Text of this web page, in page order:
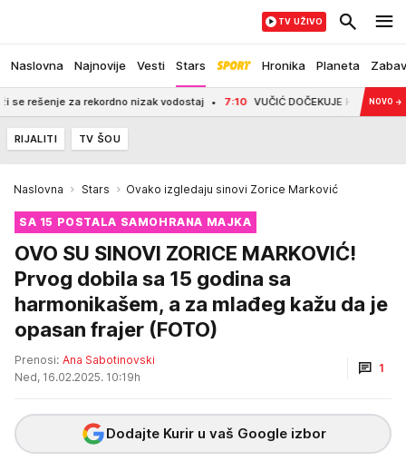
Naslovna Najnovije Vesti Stars Hronika Planeta
TV UŽIVO
za rekordno nizak vodostaj 7:10 VUČIĆ DOČEKUJE HEROJE IZ NOVO →
RIJALITI TV ŠOU
Naslovna Stars Ovako izgledaju sinovi Zorice Marković
SA 15 POSTALA SAMOHRANA MAJKA
OVO SU SINOVI ZORICE MARKOVIĆ!
Prvog dobila sa 15 godina sa
harmonikašem, a za mlađeg kažu da je
opasan frajer (FOTO)
Prenosi: Ana Sabotinovski
Ned, 16.02.2025. 10:19h
1
Dodajte Kurir u vaš Google izbor